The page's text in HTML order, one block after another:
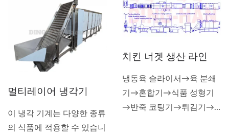
멀티레이어 냉각기
이 냉각 기계는 다양한 종류
의 식품에 적용할 수 있습니
치킨 너겟 생산 라인
냉동육 슬라이서→육 분쇄
기→혼합기→식품 성형기
→반죽 코팅기→튀김기→